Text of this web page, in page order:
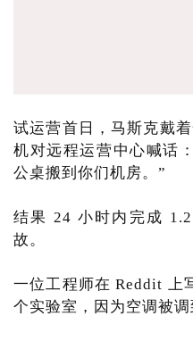
试运营首日，马斯克戴
机对远程运营中心喊话
公桌搬到你们机房。”
结果 24 小时内完成
故。
一位工程师在 Reddit 上
个实验室，因为空调被